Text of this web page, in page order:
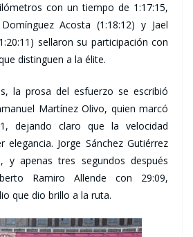
con un tiempo de 1:17:15,
Acosta (1:18:12) y Jael
sellaron su participación con
distinguen a la élite.
la prosa del esfuerzo se escribió
Martínez Olivo, quien marcó
dejando claro que la velocidad
elegancia. Jorge Sánchez Gutiérrez
y apenas tres segundos después
Ramiro Allende con 29:09,
que dio brillo a la ruta.